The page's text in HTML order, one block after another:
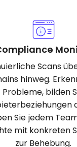
Scans
hinweg.
Probleme, bilden
Sie jedem
mit konkreten
zur Behebung.